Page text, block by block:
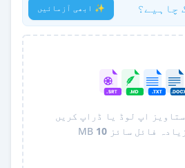
چاہیے؟ ✨ ابھی آزمائیں
اپ لوڈ یا ڈراپ کریں
فائل سائز 10